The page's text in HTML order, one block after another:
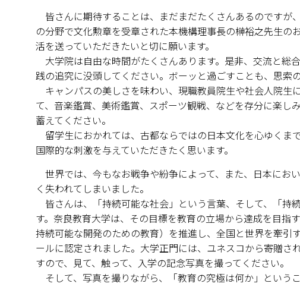
皆さんに期待することは、まだまだたくさんあるのですが
の分野で文化勲章を受章された本機構理事長の榊裕之先生
活を送っていただきたいと切に願います。
大学院は自由な時間がたくさんあります。是非、交流と総
践の追究に没頭してください。ボーッと過ごすことも、思索
キャンパスの美しさを味わい、現職教員院生や社会人院生
て、音楽鑑賞、美術鑑賞、スポーツ観戦、などを存分に楽し
蓄えてください。
留学生におかれては、古都ならではの日本文化を心ゆくま
国際的な刺激を与えていただきたく思います。
世界では、今もなお戦争や紛争によって、また、日本にお
く失われてしまいました。
皆さんは、「持続可能な社会」という言葉、そして、「持
す。奈良教育大学は、その目標を教育の立場から達成を目
持続可能な開発のための教育）を推進し、全国と世界を牽引
ールに認定されました。大学正門には、ユネスコから寄贈さ
すので、見て、触って、入学の記念写真を撮ってください。
そして、写真を撮りながら、「教育の究極は何か」という